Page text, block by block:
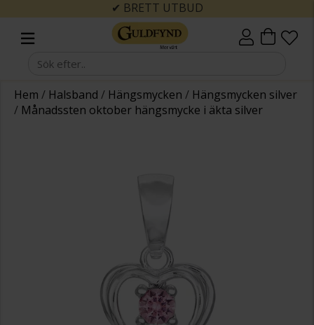
✔ BRETT UTBUD
Hem / Halsband / Hängsmycken / Hängsmycken silver
/ Månadssten oktober hängsmycke i äkta silver